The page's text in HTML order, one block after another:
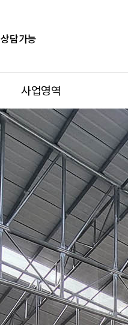
담가능
사업영역